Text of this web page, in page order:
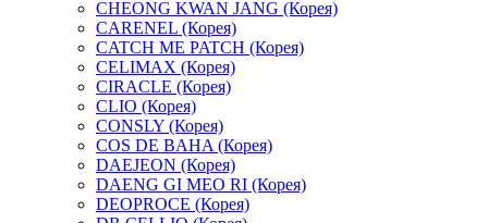
CHEONG KWAN JANG (Корея)
CARENEL (Корея)
CATCH ME PATCH (Корея)
CELIMAX (Корея)
CIRACLE (Корея)
CLIO (Корея)
CONSLY (Корея)
COS DE BAHA (Корея)
DAEJEON (Корея)
DAENG GI MEO RI (Корея)
DEOPROCE (Корея)